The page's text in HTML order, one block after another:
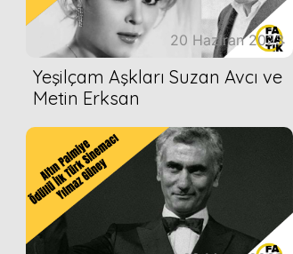
20 Haziran 2023
Yeşilçam Aşkları Suzan Avcı ve
Metin Erksan